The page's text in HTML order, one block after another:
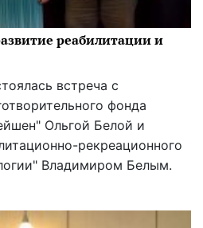
реабилитации и
встреча с
фонда
Ольгой Белой и
рекреационного
Владимиром Белым.